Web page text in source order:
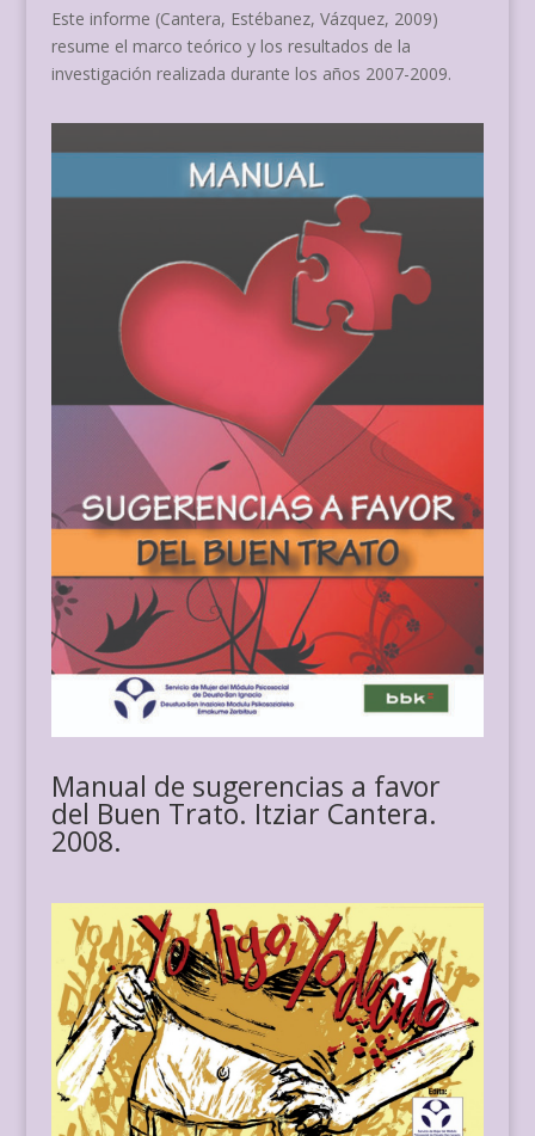
Este informe (Cantera, Estébanez, Vázquez, 2009)
resume el marco teórico y los resultados de la
investigación realizada durante los años 2007-2009.
Manual de sugerencias a favor
del Buen Trato. Itziar Cantera.
2008.